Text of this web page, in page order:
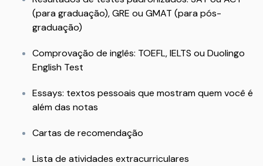
(para graduação), GRE ou GMAT (para pós-
graduação)
Comprovação de inglês: TOEFL, IELTS ou Duolingo
English Test
Essays: textos pessoais que mostram quem você é
além das notas
Cartas de recomendação
Lista de atividades extracurriculares